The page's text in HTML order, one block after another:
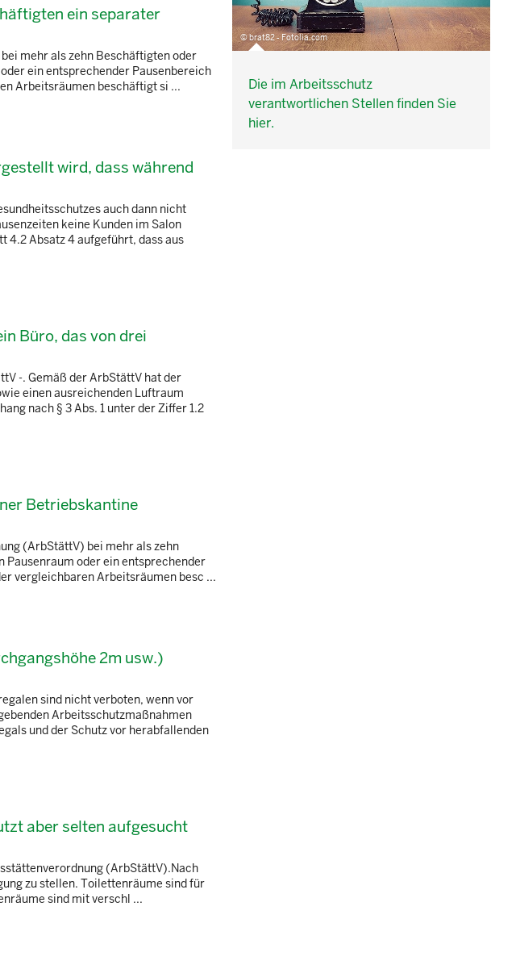
ein separater
mehr als zehn Beschäftigten oder
ein entsprechender Pausenbereich
Arbeitsräumen beschäftigt si ...
wird, dass während
auch dann nicht
keine Kunden im Salon
4.2 Absatz 4 aufgeführt, dass aus
Büro, das von drei
-. Gemäß der ArbStättV hat der
einen ausreichenden Luftraum
nach § 3 Abs. 1 unter der Ziffer 1.2
Betriebskantine
(ArbStättV) bei mehr als zehn
Pausenraum oder ein entsprechender
vergleichbaren Arbeitsräumen besc ...
2m usw.)
sind nicht verboten, wenn vor
Arbeitsschutzmaßnahmen
und der Schutz vor herabfallenden
aber selten aufgesucht
(ArbStättV).Nach
zu stellen. Toilettenräume sind für
sind mit verschl ...
© brat82 - Fotolia.com
Die im Arbeitsschutz
verantwortlichen Stellen finden Sie
hier.